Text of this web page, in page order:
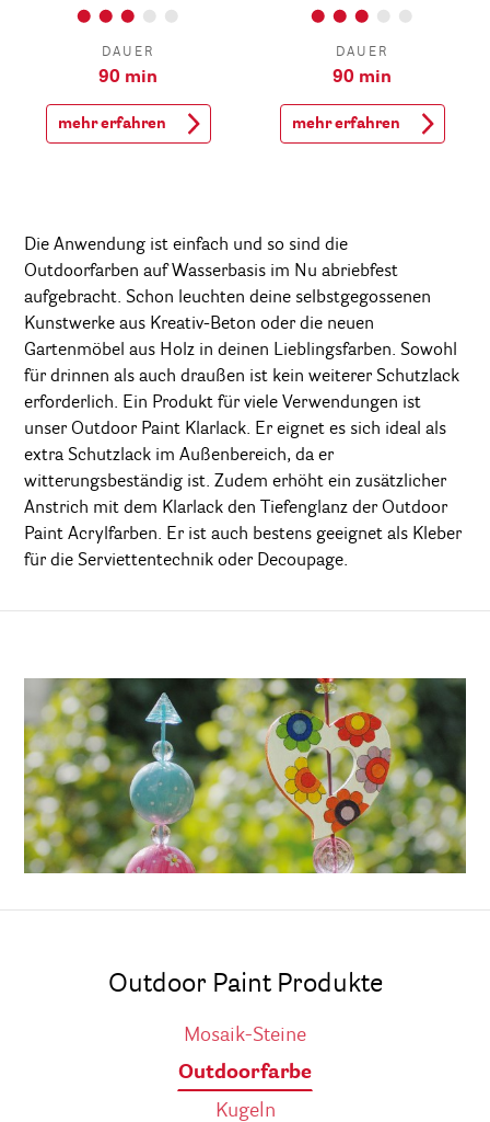
DAUER
90 min
mehr erfahren
DAUER
90 min
mehr erfahren
Die Anwendung ist einfach und so sind die
Outdoorfarben auf Wasserbasis im Nu abriebfest
aufgebracht. Schon leuchten deine selbstgegossenen
Kunstwerke aus Kreativ-Beton oder die neuen
Gartenmöbel aus Holz in deinen Lieblingsfarben. Sowohl
für drinnen als auch draußen ist kein weiterer Schutzlack
erforderlich. Ein Produkt für viele Verwendungen ist
unser Outdoor Paint Klarlack. Er eignet es sich ideal als
extra Schutzlack im Außenbereich, da er
witterungsbeständig ist. Zudem erhöht ein zusätzlicher
Anstrich mit dem Klarlack den Tiefenglanz der Outdoor
Paint Acrylfarben. Er ist auch bestens geeignet als Kleber
für die Serviettentechnik oder Decoupage.
Outdoor Paint Produkte
Mosaik-Steine
Outdoorfarbe
Kugeln